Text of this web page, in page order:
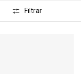
Filtrar